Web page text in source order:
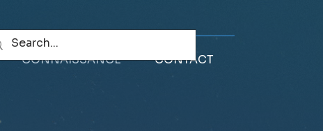
CONNAISSANCE CONTACT